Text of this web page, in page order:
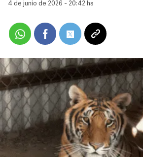
4 de junio de 2026 - 20:42 hs